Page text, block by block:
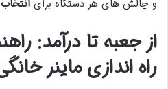
و چالش های هر دستگاه برای
از جعبه تا درآمد:
راه اندازی ماینر